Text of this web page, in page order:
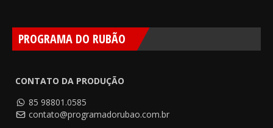
PROGRAMA DO RUBÃO
CONTATO DA PRODUÇÃO
85 98801.0585
contato@programadorubao.com.br